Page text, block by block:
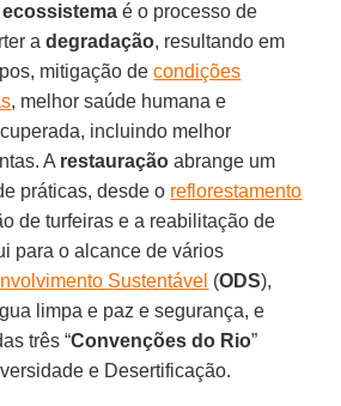
é o processo de
adegradação, resultando em
mitigação decondições
, melhor saúde humana e
incluindo melhor
A restauração abrange um
práticas, desde o reflorestamento
de turfeiras e a reabilitação de
para o alcance de vários
Sustentável (ODS),
limpa e paz e segurança, e
três “Convenções do Rio”
e Desertificação.